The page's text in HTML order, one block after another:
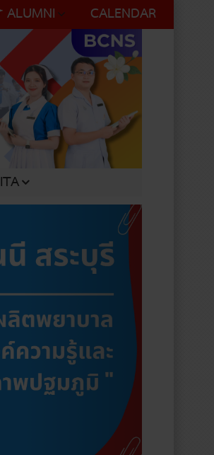
ALUMNI CALENDAR
ITA
Next